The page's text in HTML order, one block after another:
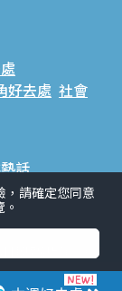
好去處 社會
話
時搶
數
報版權所有©2026
請確定您同意